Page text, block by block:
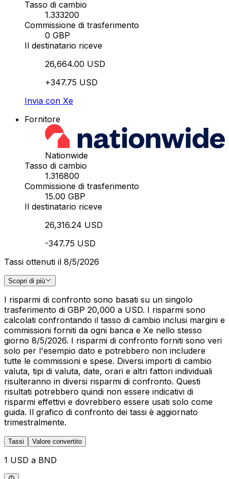
Tasso di cambio
1.333200
Commissione di trasferimento
0 GBP
Il destinatario riceve
26,664.00 USD
+347.75 USD
Invia con Xe
Fornitore
Nationwide
Tasso di cambio
1.316800
Commissione di trasferimento
15.00 GBP
Il destinatario riceve
26,316.24 USD
-347.75 USD
Tassi ottenuti il 8/5/2026
Scopri di più
I risparmi di confronto sono basati su un singolo
trasferimento di GBP 20,000 a USD. I risparmi sono
calcolati confrontando il tasso di cambio inclusi margini e
commissioni forniti da ogni banca e Xe nello stesso
giorno 8/5/2026. I risparmi di confronto forniti sono veri
solo per l'esempio dato e potrebbero non includere
tutte le commissioni e spese. Diversi importi di cambio
valuta, tipi di valuta, date, orari e altri fattori individuali
risulteranno in diversi risparmi di confronto. Questi
risultati potrebbero quindi non essere indicativi di
risparmi effettivi e dovrebbero essere usati solo come
guida. Il grafico di confronto dei tassi è aggiornato
trimestralmente.
Tassi Valore convertito
1 USD a BND